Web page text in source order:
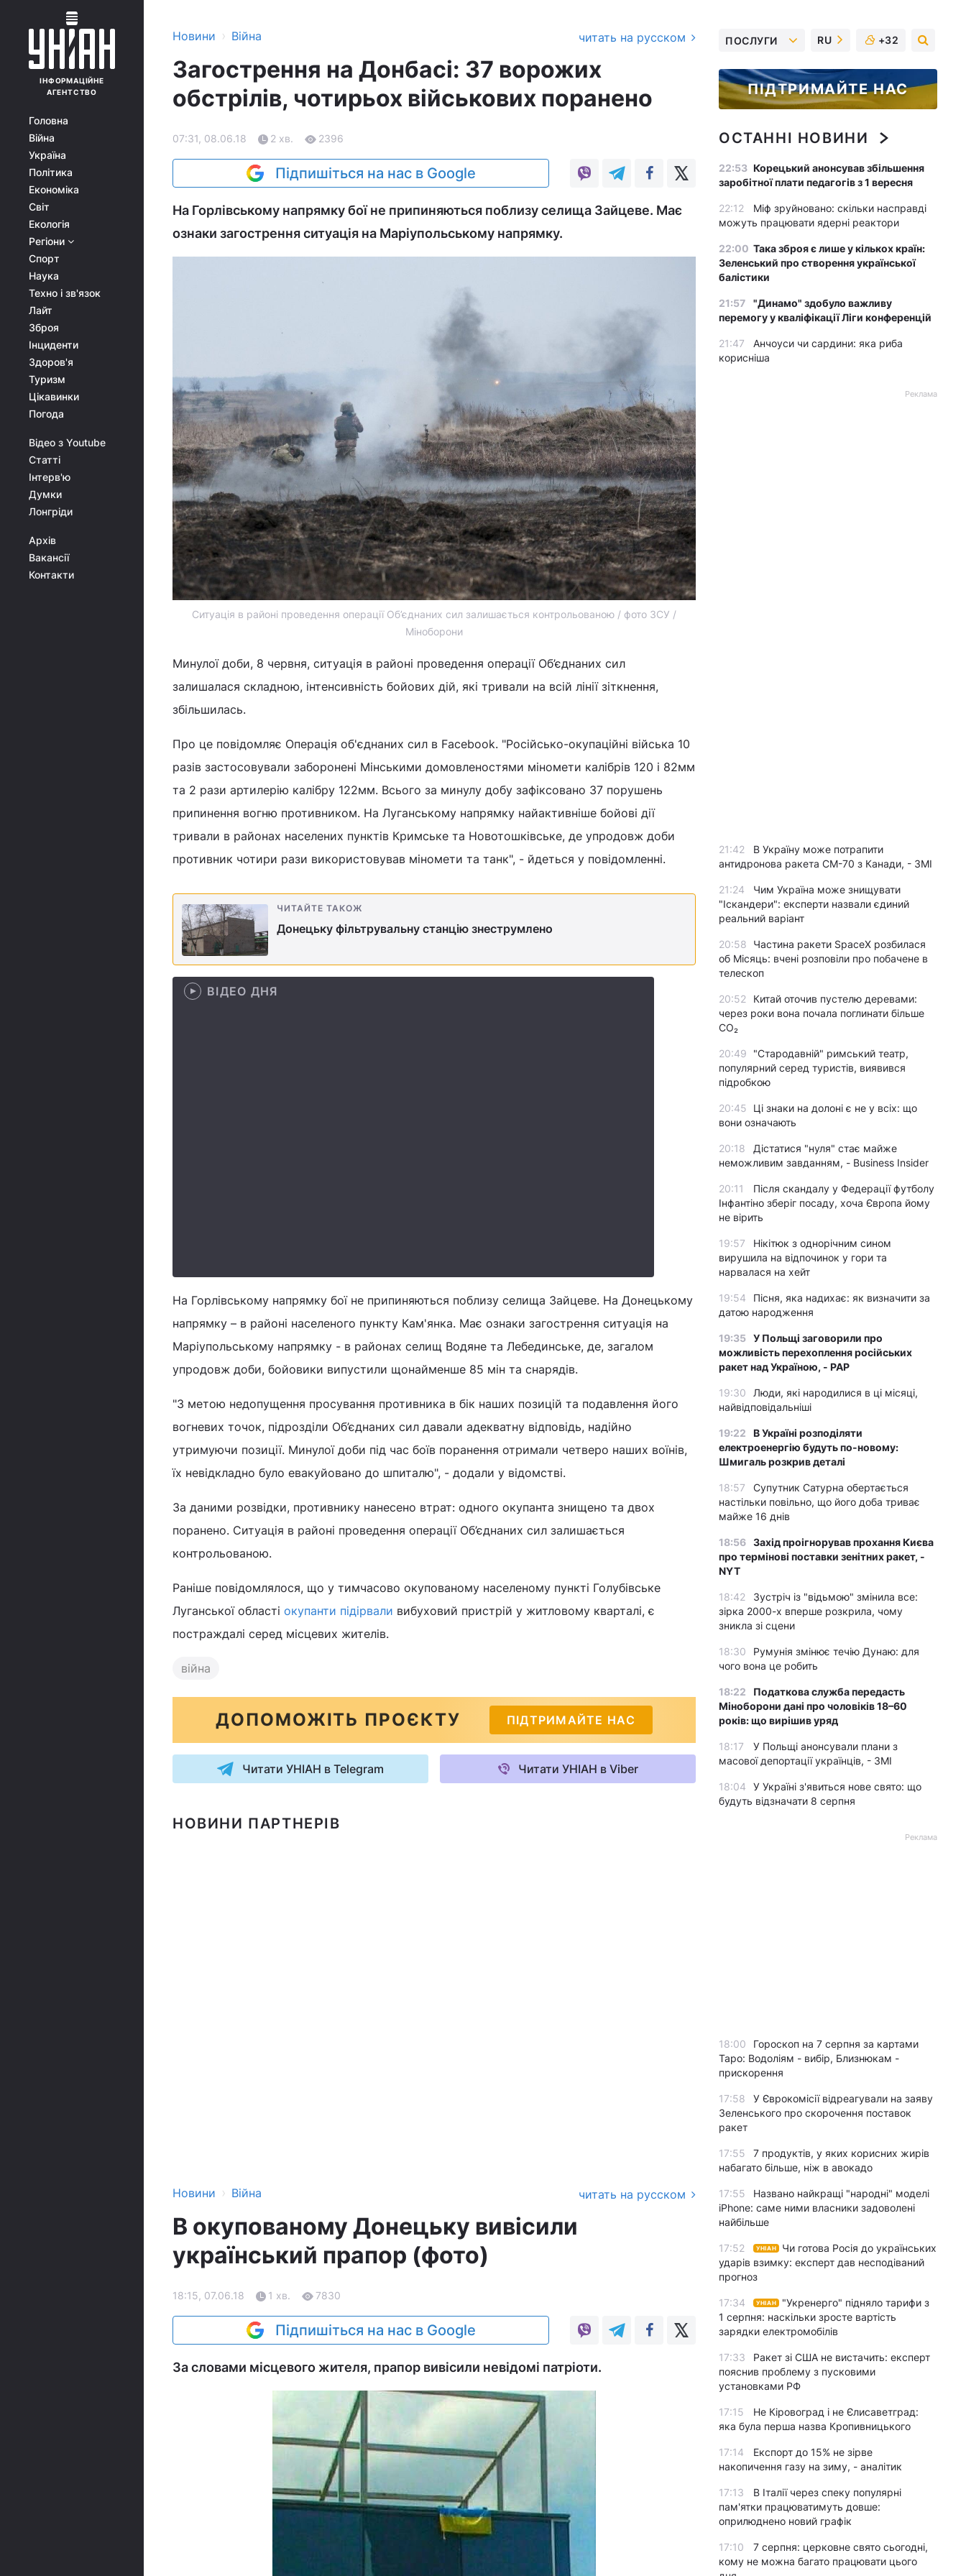
ІНФОРМАЦІЙНЕ
АГЕНТСТВО
Головна
Війна
Україна
Політика
Економіка
Світ
Екологія
Регіони
Спорт
Наука
Техно і зв'язок
Лайт
Зброя
Інциденти
Здоров'я
Туризм
Цікавинки
Погода
Відео з Youtube
Статті
Інтерв'ю
Думки
Лонгріди
Архів
Вакансії
Контакти
Новини › Війна читать на русском
Загострення на Донбасі: 37 ворожих
обстрілів, чотирьох військових поранено
07:31, 08.06.18 2 хв. 2396
Підпишіться на нас в Google
На Горлівському напрямку бої не припиняються поблизу селища Зайцеве. Має
ознаки загострення ситуація на Маріупольському напрямку.
Ситуація в районі проведення операції Об’єднаних сил залишається контрольованою / фото ЗСУ /
Міноборони
Минулої доби, 8 червня, ситуація в районі проведення операції Об’єднаних сил
залишалася складною, інтенсивність бойових дій, які тривали на всій лінії зіткнення,
збільшилась.
Про це повідомляє Операція об'єднаних сил в Facebook. "Російсько-окупаційні війська 10
разів застосовували заборонені Мінськими домовленостями міномети калібрів 120 і 82мм
та 2 рази артилерію калібру 122мм. Всього за минулу добу зафіксовано 37 порушень
припинення вогню противником. На Луганському напрямку найактивніше бойові дії
тривали в районах населених пунктів Кримське та Новотошківське, де упродовж доби
противник чотири рази використовував міномети та танк", - йдеться у повідомленні.
ЧИТАЙТЕ ТАКОЖ
Донецьку фільтрувальну станцію знеструмлено
ВІДЕО ДНЯ
На Горлівському напрямку бої не припиняються поблизу селища Зайцеве. На Донецькому
напрямку – в районі населеного пункту Кам'янка. Має ознаки загострення ситуація на
Маріупольському напрямку - в районах селищ Водяне та Лебединське, де, загалом
упродовж доби, бойовики випустили щонайменше 85 мін та снарядів.
"З метою недопущення просування противника в бік наших позицій та подавлення його
вогневих точок, підрозділи Об’єднаних сил давали адекватну відповідь, надійно
утримуючи позиції. Минулої доби під час боїв поранення отримали четверо наших воїнів,
їх невідкладно було евакуйовано до шпиталю", - додали у відомстві.
За даними розвідки, противнику нанесено втрат: одного окупанта знищено та двох
поранено. Ситуація в районі проведення операції Об’єднаних сил залишається
контрольованою.
Раніше повідомлялося, що у тимчасово окупованому населеному пункті Голубівське
Луганської області окупанти підірвали вибуховий пристрій у житловому кварталі, є
постраждалі серед місцевих жителів.
війна
ДОПОМОЖІТЬ ПРОЄКТУ ПІДТРИМАЙТЕ НАС
Читати УНІАН в Telegram Читати УНІАН в Viber
НОВИНИ ПАРТНЕРІВ
Новини › Війна читать на русском
В окупованому Донецьку вивісили
український прапор (фото)
18:15, 07.06.18 1 хв. 7830
Підпишіться на нас в Google
За словами місцевого жителя, прапор вивісили невідомі патріоти.
ПОСЛУГИ RU +32
ПІДТРИМАЙТЕ НАС
ОСТАННІ НОВИНИ
22:53 Корецький анонсував збільшення
заробітної плати педагогів з 1 вересня
22:12
Міф зруйновано: скільки насправді
можуть працювати ядерні реактори
22:00 Така зброя є лише у кількох країн:
Зеленський про створення української
балістики
21:57
"Динамо" здобуло важливу
перемогу у кваліфікації Ліги конференцій
21:47
Анчоуси чи сардини: яка риба
корисніша
Реклама
21:42
В Україну може потрапити
антидронова ракета CM-70 з Канади, - ЗМІ
21:24
Чим Україна може знищувати
"Іскандери": експерти назвали єдиний
реальний варіант
20:58
Частина ракети SpaceX розбилася
об Місяць: вчені розповіли про побачене в
телескоп
20:52
Китай оточив пустелю деревами:
через роки вона почала поглинати більше
CO₂
20:49
"Стародавній" римський театр,
популярний серед туристів, виявився
підробкою
20:45
Ці знаки на долоні є не у всіх: що
вони означають
20:18
Дістатися "нуля" стає майже
неможливим завданням, - Business Insider
20:11
Після скандалу у Федерації футболу
Інфантіно зберіг посаду, хоча Європа йому
не вірить
19:57
Нікітюк з однорічним сином
вирушила на відпочинок у гори та
нарвалася на хейт
19:54
Пісня, яка надихає: як визначити за
датою народження
19:35 У Польщі заговорили про
можливість перехоплення російських
ракет над Україною, - PAP
19:30
Люди, які народилися в ці місяці,
найвідповідальніші
19:22
В Україні розподіляти
електроенергію будуть по-новому:
Шмигаль розкрив деталі
18:57
Супутник Сатурна обертається
настільки повільно, що його доба триває
майже 16 днів
18:56 Захід проігнорував прохання Києва
про термінові поставки зенітних ракет, -
NYT
18:42
Зустріч із "відьмою" змінила все:
зірка 2000-х вперше розкрила, чому
зникла зі сцени
18:30
Румунія змінює течію Дунаю: для
чого вона це робить
18:22
Податкова служба передасть
Міноборони дані про чоловіків 18–60
років: що вирішив уряд
18:17
У Польщі анонсували плани з
масової депортації українців, - ЗМІ
18:04
У Україні з'явиться нове свято: що
будуть відзначати 8 серпня
Реклама
18:00
Гороскоп на 7 серпня за картами
Таро: Водоліям - вибір, Близнюкам -
прискорення
17:58
У Єврокомісії відреагували на заяву
Зеленського про скорочення поставок
ракет
17:55
7 продуктів, у яких корисних жирів
набагато більше, ніж в авокадо
17:55
Названо найкращі "народні" моделі
iPhone: саме ними власники задоволені
найбільше
17:52 УНІАН
Чи готова Росія до українських
ударів взимку: експерт дав несподіваний
прогноз
17:34 УНІАН
"Укренерго" підняло тарифи з
1 серпня: наскільки зросте вартість
зарядки електромобілів
17:33
Ракет зі США не вистачить: експерт
пояснив проблему з пусковими
установками РФ
17:15
Не Кіровоград і не Єлисаветград:
яка була перша назва Кропивницького
17:14
Експорт до 15% не зірве
накопичення газу на зиму, - аналітик
17:13
В Італії через спеку популярні
пам'ятки працюватимуть довше:
оприлюднено новий графік
17:10
7 серпня: церковне свято сьогодні,
кому не можна багато працювати цього